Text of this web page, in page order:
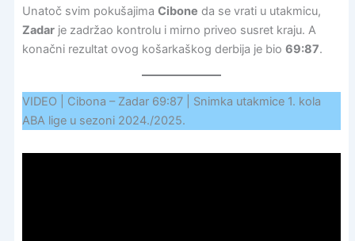
Unatoč svim pokušajima Cibone da se vrati u utakmicu,
Zadarje zadržao kontrolu i mirno priveo susret kraju. A
konačni rezultat ovog košarkaškog derbija je bio 69:87.
VIDEO | Cibona – Zadar 69:87 | Snimka utakmice 1. kola
ABA lige u sezoni 2024./2025.